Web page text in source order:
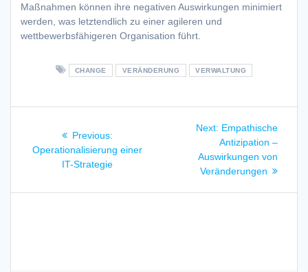
Maßnahmen können ihre negativen Auswirkungen minimiert
werden, was letztendlich zu einer agileren und
wettbewerbsfähigeren Organisation führt.
CHANGE VERÄNDERUNG VERWALTUNG
Beitragsnavigation
Previous:Previous
post:
Operationalisierung einer
IT-Strategie
Next: Next
post:
Empathische
Antizipation –
Auswirkungen von
Veränderungen